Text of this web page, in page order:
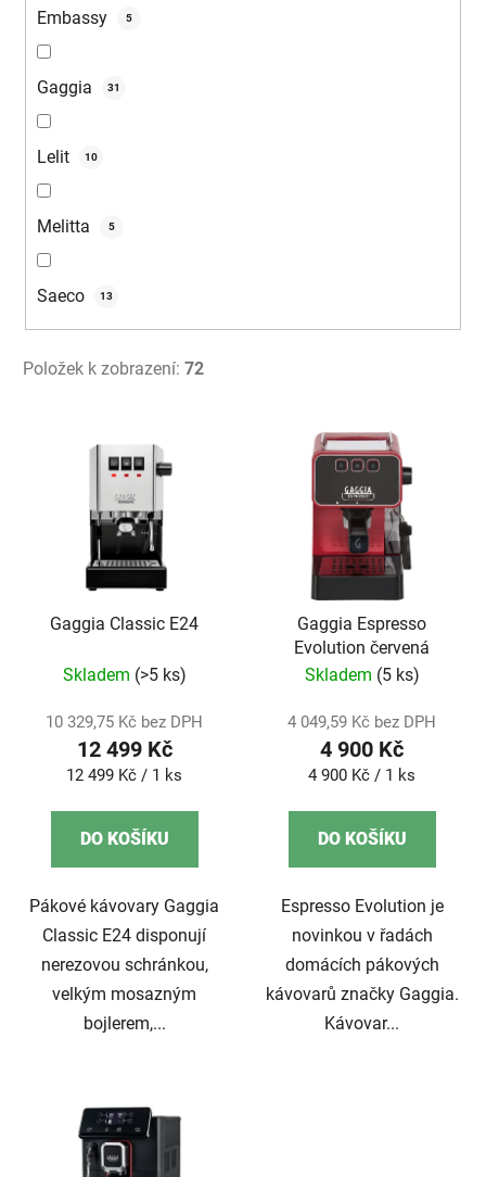
Embassy 5
Gaggia 31
Lelit 10
Melitta 5
Saeco 13
Položek k zobrazení: 72
Gaggia Classic E24
Skladem (>5 ks)
10 329,75 Kč bez DPH
12 499 Kč
Měrná
12 499 Kč / 1 ks
DO KOŠÍKU
Pákové kávovary Gaggia
Classic E24 disponují
nerezovou schránkou,
velkým mosazným
bojlerem,...
Gaggia Espresso
Evolution červená
Skladem (5 ks)
4 049,59 Kč bez DPH
4 900 Kč
Měrná
4 900 Kč / 1 ks
DO KOŠÍKU
Espresso Evolution je
novinkou v řadách
domácích pákových
kávovarů značky Gaggia.
Kávovar...